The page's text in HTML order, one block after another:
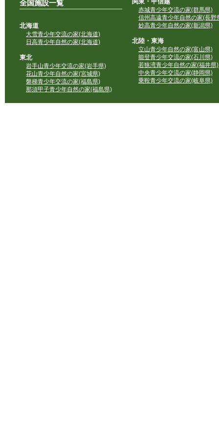
全国施設一覧
北海道
大雪青少年交流の家(北海道)
日高青少年自然の家(北海道)
東北
岩手山青少年交流の家(岩手県)
花山青少年自然の家(宮城県)
磐梯青少年交流の家(福島県)
那須甲子青少年自然の家(福島県)
赤城青少年交流の家(群馬県)
信州高遠青少年自然の家(長野
妙高青少年自然の家(新潟県)
北陸・東海
立山青少年自然の家(富山県)
能登青少年交流の家(石川県)
若狭湾青少年自然の家(福井県)
中央青少年交流の家(静岡県)
乗鞍青少年交流の家(岐阜県)